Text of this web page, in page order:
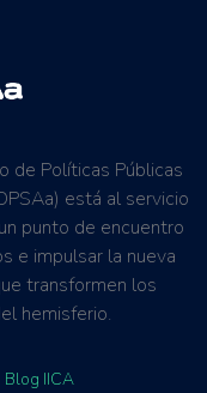
de Políticas Públicas
está al servicio
punto de encuentro
e impulsar la nueva
transformen los
hemisferio.
Blog IICA